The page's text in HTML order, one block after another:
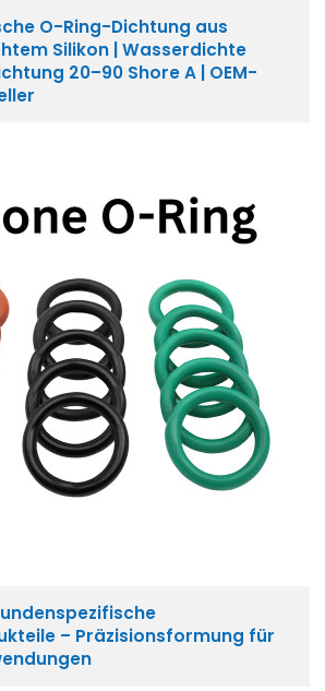
O-Ring-Dichtung aus
Silikon | Wasserdichte
20–90 Shore A | OEM-
– Präzisionsformung für